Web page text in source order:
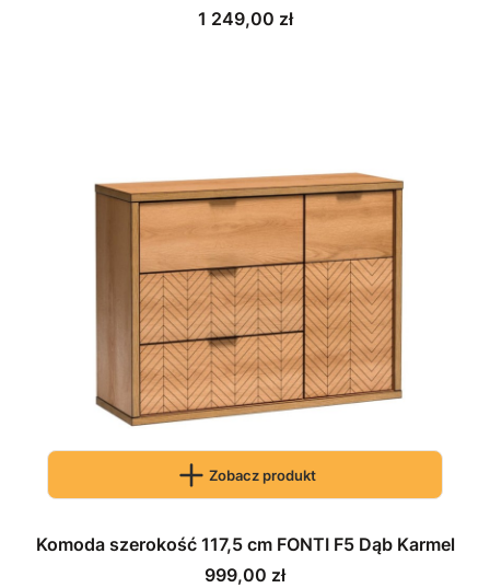
Cena
1 249,00 zł
Zobacz produkt
Komoda szerokość 117,5 cm FONTI F5 Dąb Karmel
Cena
999,00 zł